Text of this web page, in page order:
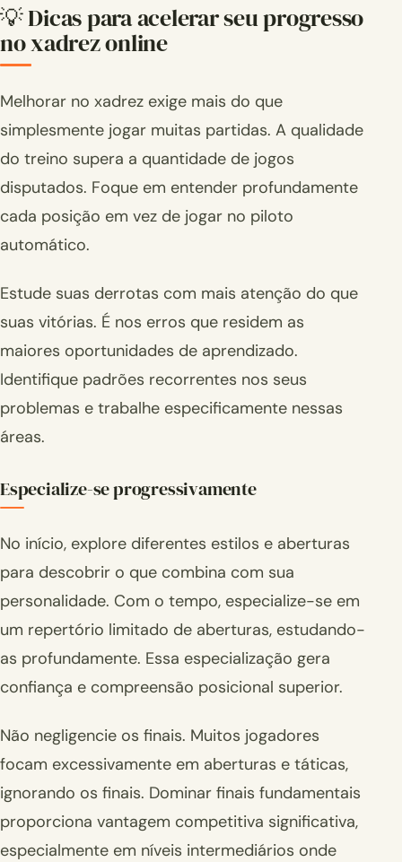
💡 Dicas para acelerar seu progresso
no xadrez online
Melhorar no xadrez exige mais do que
simplesmente jogar muitas partidas. A qualidade
do treino supera a quantidade de jogos
disputados. Foque em entender profundamente
cada posição em vez de jogar no piloto
automático.
Estude suas derrotas com mais atenção do que
suas vitórias. É nos erros que residem as
maiores oportunidades de aprendizado.
Identifique padrões recorrentes nos seus
problemas e trabalhe especificamente nessas
áreas.
Especialize-se progressivamente
No início, explore diferentes estilos e aberturas
para descobrir o que combina com sua
personalidade. Com o tempo, especialize-se em
um repertório limitado de aberturas, estudando-
as profundamente. Essa especialização gera
confiança e compreensão posicional superior.
Não negligencie os finais. Muitos jogadores
focam excessivamente em aberturas e táticas,
ignorando os finais. Dominar finais fundamentais
proporciona vantagem competitiva significativa,
especialmente em níveis intermediários onde